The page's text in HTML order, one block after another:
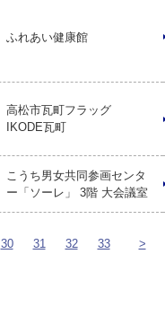
ふれあい健康館
高松市瓦町フラッグ
IKODE瓦町
こうち男女共同参画センタ
ー「ソーレ」 3階 大会議室
30 31 32 33 >